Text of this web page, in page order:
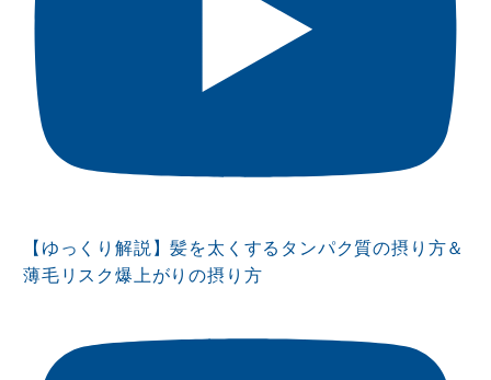
【ゆっくり解説】髪を太くするタンパク質の摂り方＆
薄毛リスク爆上がりの摂り方